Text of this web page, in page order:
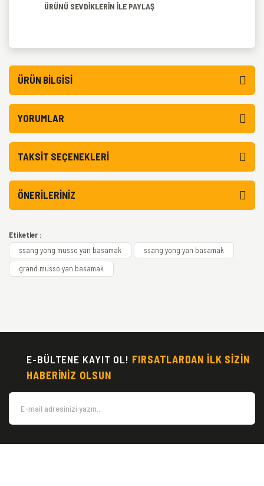
ÜRÜNÜ SEVDİKLERİN İLE PAYLAŞ
ÜRÜN BILGISI
YORUMLAR
TAKSIT SEÇENEKLERI
ÖNERILERINIZ
Etiketler :
ssang yong musso yan basamak
ssang yong yan basamak
grand musso yan basamak
E-BÜLTENE KAYIT OL! FIRSATLARDAN İLK SİZİN
HABERİNİZ OLSUN